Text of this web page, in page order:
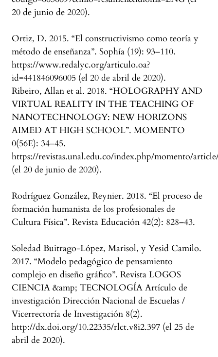
20 de junio de 2020).
Ortiz, D. 2015. “El constructivismo como teoría y
método de enseñanza”. Sophía (19): 93–110.
https://www.redalyc.org/articulo.oa?
id=441846096005 (el 20 de abril de 2020).
Ribeiro, Allan et al. 2018. “HOLOGRAPHY AND
VIRTUAL REALITY IN THE TEACHING OF
NANOTECHNOLOGY: NEW HORIZONS
AIMED AT HIGH SCHOOL”. MOMENTO
0(56E): 34–45.
https://revistas.unal.edu.co/index.php/momento/
(el 20 de junio de 2020).
Rodríguez González, Reynier. 2018. “El proceso de
formación humanista de los profesionales de
Cultura Física”. Revista Educación 42(2): 828–43.
Soledad Buitrago-López, Marisol, y Yesid Camilo.
2017. “Modelo pedagógico de pensamiento
complejo en diseño gráfico”. Revista LOGOS
CIENCIA &amp; TECNOLOGÍA Artículo de
investigación Dirección Nacional de Escuelas /
Vicerrectoría de Investigación 8(2).
http://dx.doi.org/10.22335/rlct.v8i2.397 (el 25 de
abril de 2020).